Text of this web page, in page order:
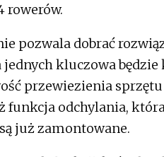
rowerów.
pozwala dobrać
jednych kluczowa
przewiezienia
funkcja odchylania,
już zamontowane.